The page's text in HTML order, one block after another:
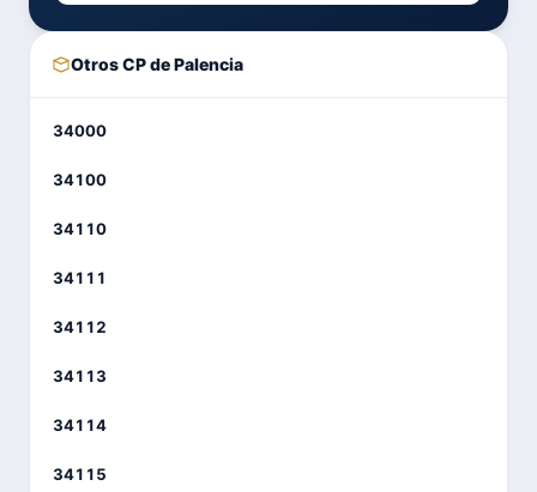
Otros CP de Palencia
34000
34100
34110
34111
34112
34113
34114
34115